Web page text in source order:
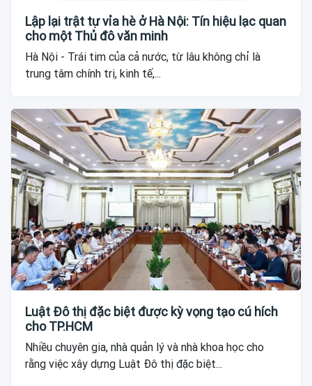
Lập lại trật tự vỉa hè ở Hà Nội: Tín hiệu lạc quan
cho một Thủ đô văn minh
Hà Nội - Trái tim của cả nước, từ lâu không chỉ là
trung tâm chính trị, kinh tế,...
Luật Đô thị đặc biệt được kỳ vọng tạo cú hích
cho TP.HCM
Nhiều chuyên gia, nhà quản lý và nhà khoa học cho
rằng việc xây dựng Luật Đô thị đặc biệt...